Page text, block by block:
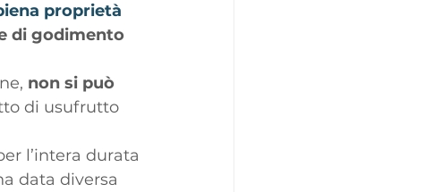
proprietà
di godimento
non si può
di usufrutto
l’intera durata
data diversa